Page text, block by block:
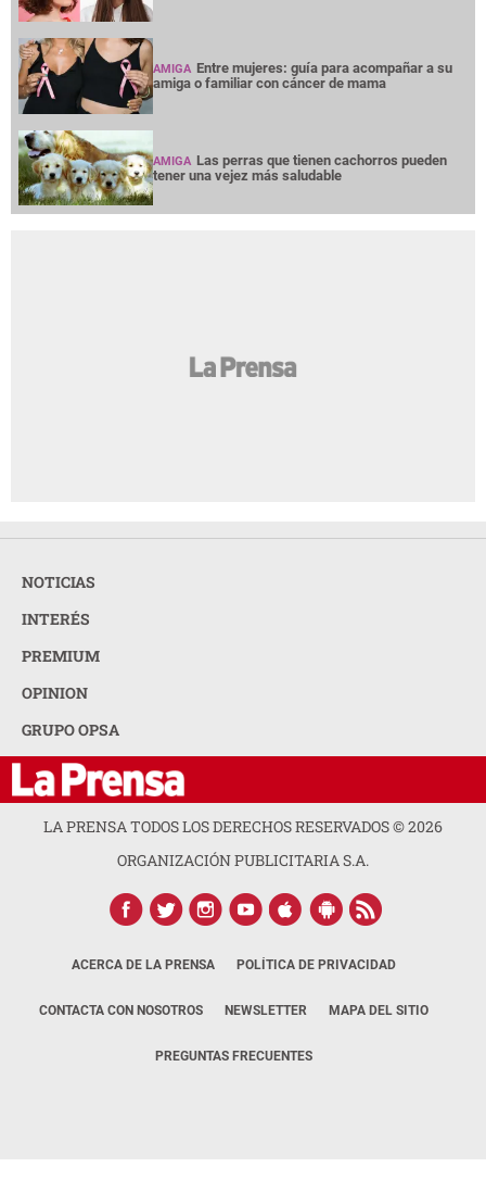
AMIGA Entre mujeres: guía para acompañar a su
amiga o familiar con cáncer de mama
AMIGA Las perras que tienen cachorros pueden
tener una vejez más saludable
NOTICIAS
INTERÉS
PREMIUM
OPINION
GRUPO OPSA
LA PRENSA TODOS LOS DERECHOS RESERVADOS ©2026
ORGANIZACIÓN PUBLICITARIA S.A.
ACERCA DE LA PRENSA POLÍTICA DE PRIVACIDAD
CONTACTA CON NOSOTROS NEWSLETTER MAPA DEL SITIO
PREGUNTAS FRECUENTES